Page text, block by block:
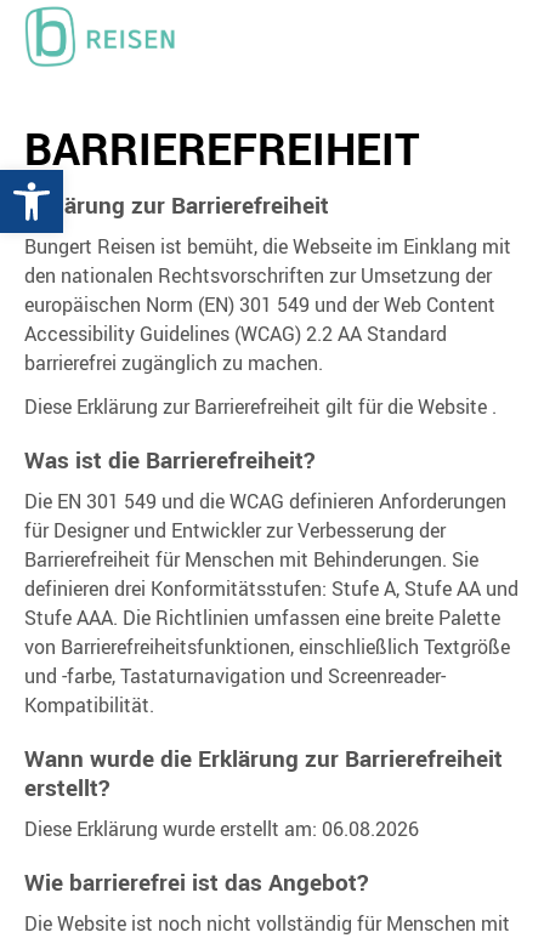
Werkzeugleiste öffnen
BARRIEREFREIHEIT
Erklärung zur Barrierefreiheit
Bungert Reisen ist bemüht, die Webseite im Einklang mit
den nationalen Rechtsvorschriften zur Umsetzung der
europäischen Norm (EN) 301 549 und der Web Content
Accessibility Guidelines (WCAG) 2.2 AA Standard
barrierefrei zugänglich zu machen.
Diese Erklärung zur Barrierefreiheit gilt für die Website .
Was ist die Barrierefreiheit?
Die EN 301 549 und die WCAG definieren Anforderungen
für Designer und Entwickler zur Verbesserung der
Barrierefreiheit für Menschen mit Behinderungen. Sie
definieren drei Konformitätsstufen: Stufe A, Stufe AA und
Stufe AAA. Die Richtlinien umfassen eine breite Palette
von Barrierefreiheitsfunktionen, einschließlich Textgröße
und -farbe, Tastaturnavigation und Screenreader-
Kompatibilität.
Wann wurde die Erklärung zur Barrierefreiheit
erstellt?
Diese Erklärung wurde erstellt am: 06.08.2026
Wie barrierefrei ist das Angebot?
Die Website ist noch nicht vollständig für Menschen mit